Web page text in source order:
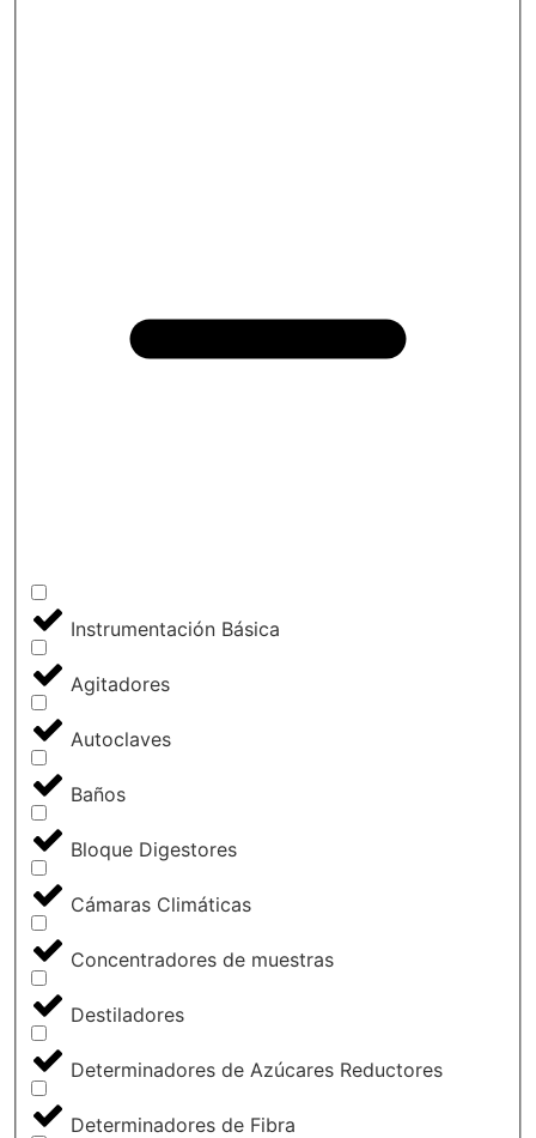
Instrumentación Básica
Agitadores
Autoclaves
Baños
Bloque Digestores
Cámaras Climáticas
Concentradores de muestras
Destiladores
Determinadores de Azúcares Reductores
Determinadores de Fibra